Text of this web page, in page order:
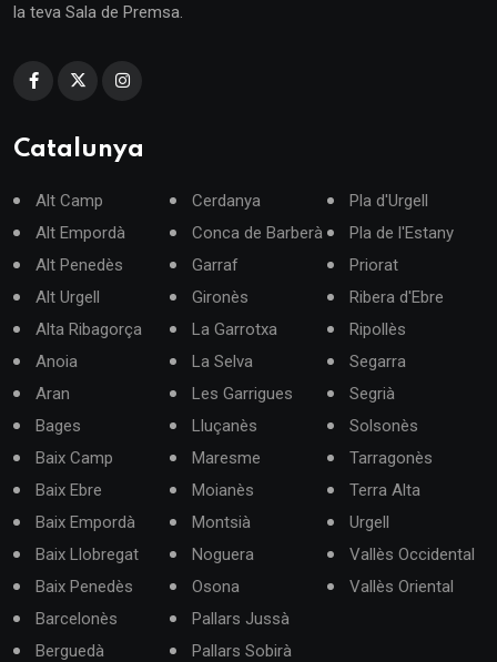
la teva Sala de Premsa.
Catalunya
Alt Camp
Alt Empordà
Alt Penedès
Alt Urgell
Alta Ribagorça
Anoia
Aran
Bages
Baix Camp
Baix Ebre
Baix Empordà
Baix Llobregat
Baix Penedès
Barcelonès
Berguedà
Cerdanya
Conca de Barberà
Garraf
Gironès
La Garrotxa
La Selva
Les Garrigues
Lluçanès
Maresme
Moianès
Montsià
Noguera
Osona
Pallars Jussà
Pallars Sobirà
Pla d'Urgell
Pla de l'Estany
Priorat
Ribera d'Ebre
Ripollès
Segarra
Segrià
Solsonès
Tarragonès
Terra Alta
Urgell
Vallès Occidental
Vallès Oriental